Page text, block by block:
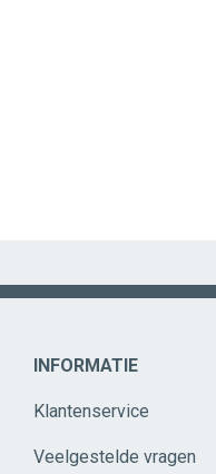
INFORMATIE
Klantenservice
Veelgestelde vragen